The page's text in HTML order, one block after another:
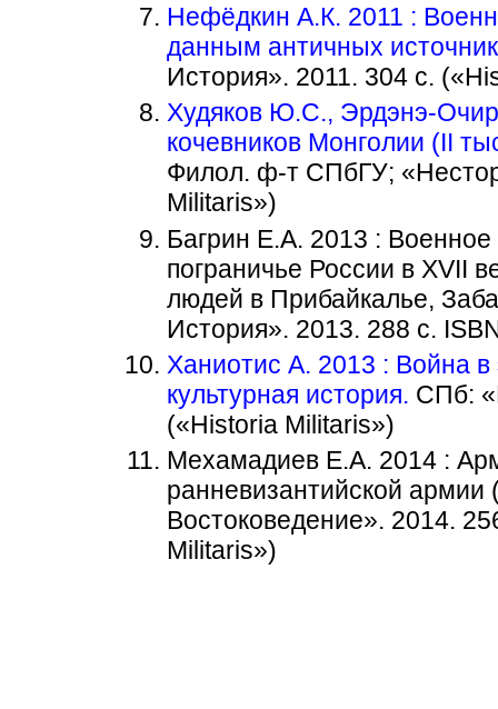
Нефёдкин А.К. 2011 :
данным античных
История». 2011. 304 с.
Худяков Ю.С., Эрдэнэ-
кочевников Монголии (II
Филол. ф-т СПбГУ;
Militaris»)
Багрин Е.А. 2013 :
пограничье России в XVII
людей в Прибайкалье,
История». 2013. 288 с.
Ханиотис А. 2013 : Война
культурная история. СПб:
(«Historia Militaris»)
Мехамадиев Е.А. 2014 :
ранневизантийской армии
Востоковедение». 2014.
Militaris»)